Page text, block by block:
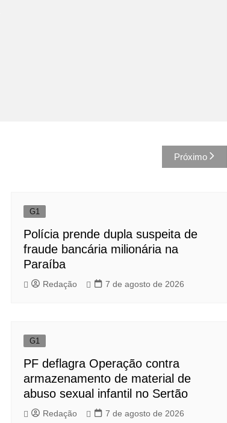
Próximo
G1
Polícia prende dupla suspeita de
fraude bancária milionária na
Paraíba
Redação 7 de agosto de 2026
G1
PF deflagra Operação contra
armazenamento de material de
abuso sexual infantil no Sertão
Redação 7 de agosto de 2026